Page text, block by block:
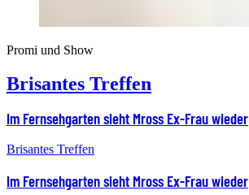
Promi und Show
Brisantes Treffen
Im Fernsehgarten sieht Mross Ex-Frau wieder
Brisantes Treffen
Im Fernsehgarten sieht Mross Ex-Frau wieder